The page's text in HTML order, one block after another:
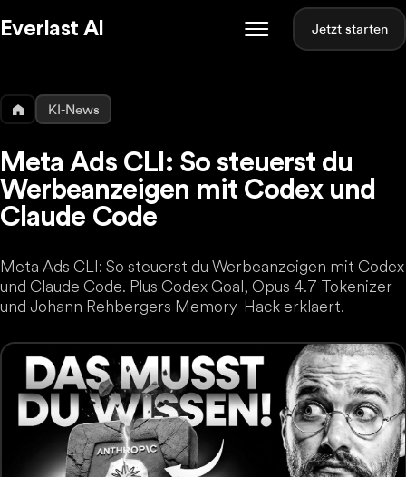
Everlast AI Jetzt starten
KI-News
Meta Ads CLI: So steuerst du
Werbeanzeigen mit Codex und
Claude Code
Meta Ads CLI: So steuerst du Werbeanzeigen mit Codex
und Claude Code. Plus Codex Goal, Opus 4.7 Tokenizer
und Johann Rehbergers Memory-Hack erklaert.